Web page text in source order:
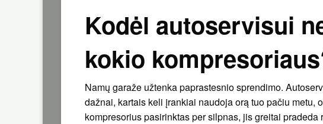
Kodėl autoservisui
kokio
Namų garaže užtenka paprastesnio sprendimo.
dažnai, kartais keli įrankiai naudoja orą tuo pačiu metu,
kompresorius pasirinktas per silpnas, jis greitai pradeda